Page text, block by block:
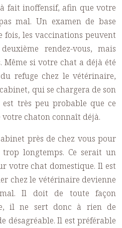
fait inoffensif, afin que votre
mal. Un examen de base
les vaccinations peuvent
rendez-vous, mais
Même si votre chat a déjà été
refuge chez le vétérinaire,
qui se chargera de son
très peu probable que ce
chaton connaît déjà.
près de chez vous pour
longtemps. Ce serait un
votre chat domestique. Il est
chez le vétérinaire devienne
Il doit de toute façon
il ne sert donc à rien de
désagréable. Il est préférable